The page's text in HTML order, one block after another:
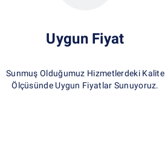
Uygun Fiyat
Sunmuş Olduğumuz Hizmetlerdeki Kalite
Ölçüsünde Uygun Fiyatlar Sunuyoruz.